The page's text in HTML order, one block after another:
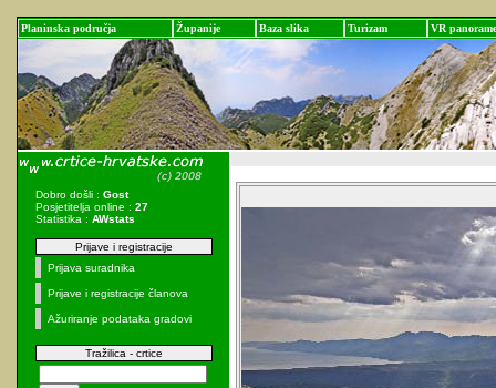
Planinska područja Županije Baza slika Turizam VR panorame
Dobro došli : Gost
Posjetitelja online : 27
Statistika : AWstats
Prijave i registracije
Prijava suradnika
Prijave i registracije članova
Ažuriranje podataka gradovi
Tražilica - crtice